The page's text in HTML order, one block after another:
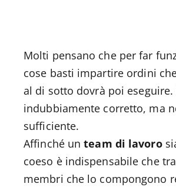
Molti pensano che per far
cose basti impartire ordini
al di sotto dovrà poi eseguire.
indubbiamente corretto, ma
sufficiente.
Affinché unteam di lavoro
coeso è indispensabile che
membri che lo compongono